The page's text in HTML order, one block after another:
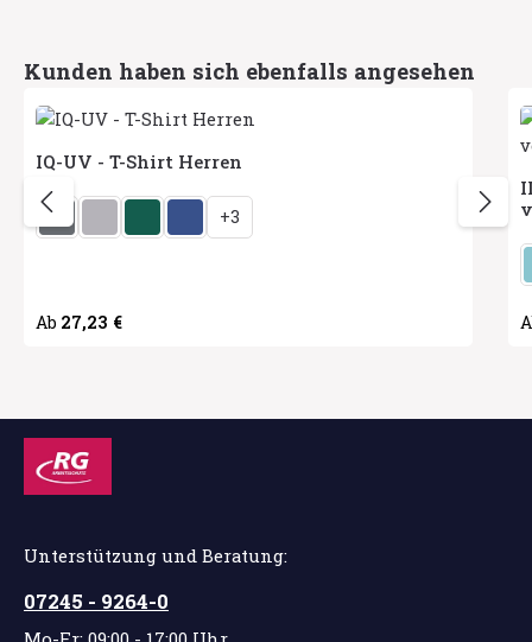
Produktgalerie überspringen
Kunden haben sich ebenfalls angesehen
IQ-UV - T-Shirt Herren
Herstellerfarbe auswählen
+3
Regulärer Preis:
Ab 27,23 €
Unterstützung und Beratung:
07245 - 9264-0